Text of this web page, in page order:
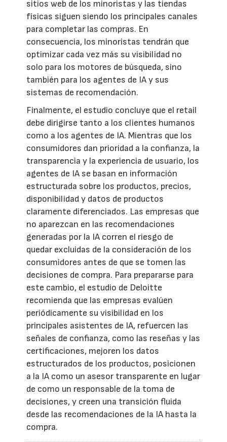
sitios web de los minoristas y las tiendas
físicas siguen siendo los principales canales
para completar las compras. En
consecuencia, los minoristas tendrán que
optimizar cada vez más su visibilidad no
solo para los motores de búsqueda, sino
también para los agentes de IA y sus
sistemas de recomendación.
Finalmente, el estudio concluye que el retail
debe dirigirse tanto a los clientes humanos
como a los agentes de IA. Mientras que los
consumidores dan prioridad a la confianza, la
transparencia y la experiencia de usuario, los
agentes de IA se basan en información
estructurada sobre los productos, precios,
disponibilidad y datos de productos
claramente diferenciados. Las empresas que
no aparezcan en las recomendaciones
generadas por la IA corren el riesgo de
quedar excluidas de la consideración de los
consumidores antes de que se tomen las
decisiones de compra. Para prepararse para
este cambio, el estudio de Deloitte
recomienda que las empresas evalúen
periódicamente su visibilidad en los
principales asistentes de IA, refuercen las
señales de confianza, como las reseñas y las
certificaciones, mejoren los datos
estructurados de los productos, posicionen
a la IA como un asesor transparente en lugar
de como un responsable de la toma de
decisiones, y creen una transición fluida
desde las recomendaciones de la IA hasta la
compra.